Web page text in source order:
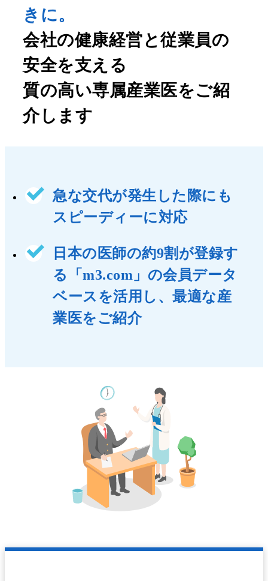
きに。
会社の健康経営と従業員の
安全を支える
質の高い専属産業医をご紹
介します
急な交代が発生した際にも
スピーディーに対応
日本の医師の約9割が登録す
る「m3.com」の会員データ
ベースを活用し、最適な産
業医をご紹介